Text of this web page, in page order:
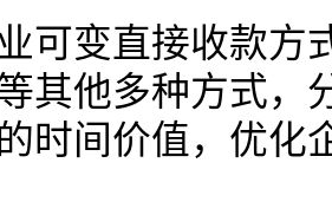
可变直接收款方
其他多种方式，
时间价值，优化